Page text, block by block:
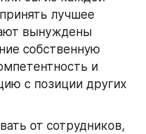
лучшее
вынуждены
собственную
и
с позиции других
от сотрудников,